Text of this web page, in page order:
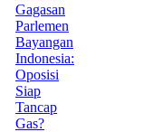
Gagasan
Parlemen
Bayangan
Indonesia:
Oposisi
Siap
Tancap
Gas?